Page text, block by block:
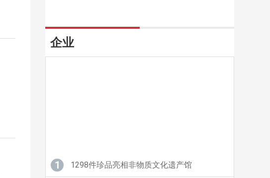
企业
1 1298件珍品亮相非物质文化遗产馆